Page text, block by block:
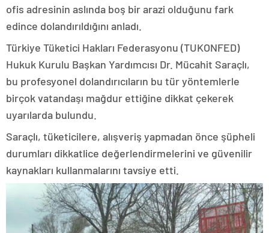
ofis adresinin aslında boş bir arazi olduğunu fark
edince dolandırıldığını anladı.
Türkiye Tüketici Hakları Federasyonu (TUKONFED)
Hukuk Kurulu Başkan Yardımcısı Dr. Mücahit Saraçlı,
bu profesyonel dolandırıcıların bu tür yöntemlerle
birçok vatandaşı mağdur ettiğine dikkat çekerek
uyarılarda bulundu.
Saraçlı, tüketicilere, alışveriş yapmadan önce şüpheli
durumları dikkatlice değerlendirmelerini ve güvenilir
kaynakları kullanmalarını tavsiye etti.